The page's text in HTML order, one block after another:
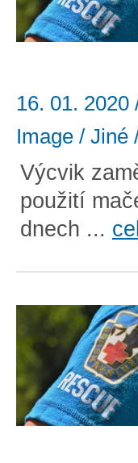
16. 01. 2020
Image / Jiné
Výcvik
použití
dnech ...